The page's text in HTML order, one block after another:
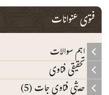
فتوی عنوانات
اہم سوالات
تحقیقی فتاوی
حدیثی فتاوی جات (5)